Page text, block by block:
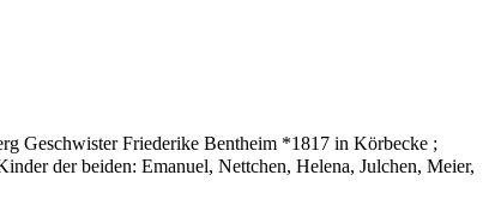
Geschwister Friederike Bentheim *1817 in Körbecke ;
der beiden: Emanuel, Nettchen, Helena, Julchen, Meier,